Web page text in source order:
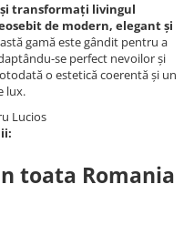
transformați livingul
de modern, elegant și
gamă este gândit pentru a
se perfect nevoilor și
o estetică coerentă și un
lux.
Lucios
toata Romania